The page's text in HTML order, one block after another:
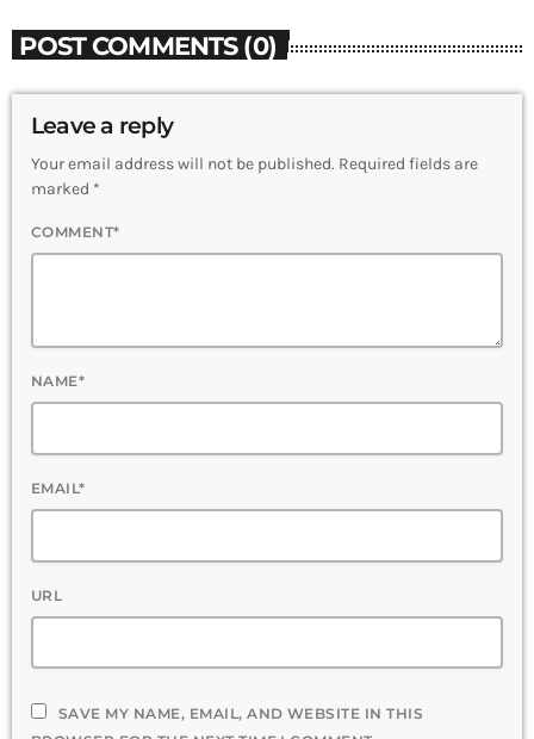
POST COMMENTS (0)
Leave a reply
Your email address will not be published. Required fields are
marked *
COMMENT*
NAME*
EMAIL*
URL
SAVE MY NAME, EMAIL, AND WEBSITE IN THIS